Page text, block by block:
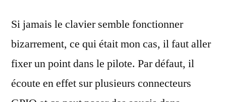
Si jamais le clavier semble fonctionner
bizarrement, ce qui était mon cas, il faut aller
fixer un point dans le pilote. Par défaut, il
écoute en effet sur plusieurs connecteurs